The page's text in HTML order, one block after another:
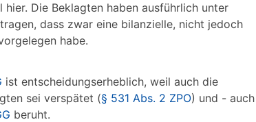
Die Beklagten haben ausführlich unter
dass zwar eine bilanzielle, nicht jedoch
habe.
ist entscheidungserheblich, weil auch die
sei verspätet (§ 531 Abs. 2 ZPO) und - auch
beruht.